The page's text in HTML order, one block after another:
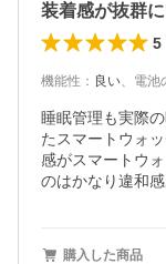
装着感が抜群
5
機能性 ： 良い、 電池
睡眠管理も実際
たスマートウォ
感がスマートウ
のはかなり違和
購入した商品